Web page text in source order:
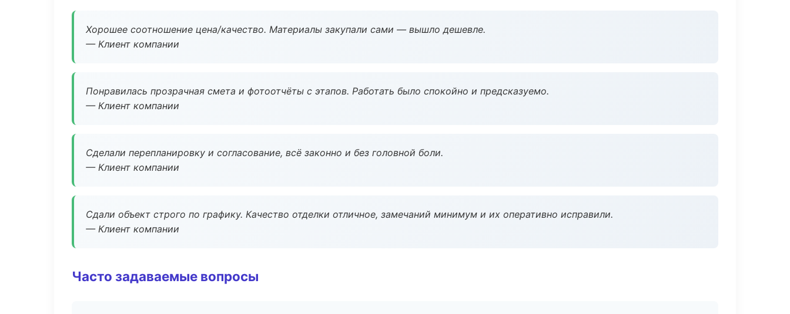
Хорошее соотношение цена/качество. Материалы закупали сами — вышло дешевле.
— Клиент компании
Понравилась прозрачная смета и фотоотчёты с этапов. Работать было спокойно и предсказуемо.
— Клиент компании
Сделали перепланировку и согласование, всё законно и без головной боли.
— Клиент компании
Сдали объект строго по графику. Качество отделки отличное, замечаний минимум и их оперативно исправили.
— Клиент компании
Часто задаваемые вопросы